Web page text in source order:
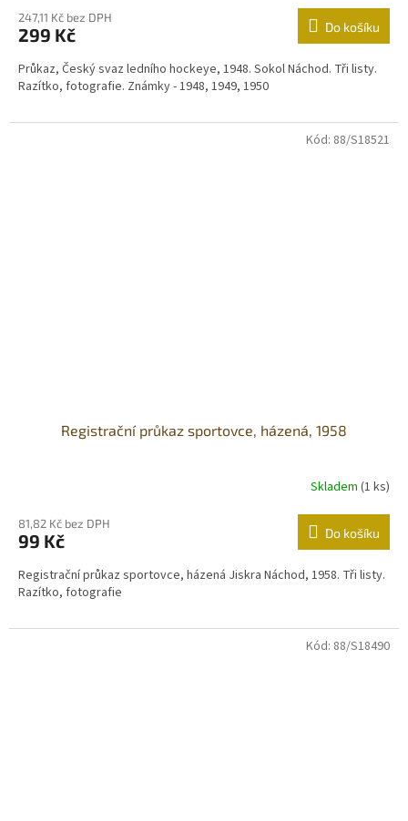
247,11 Kč bez DPH
299 Kč Do košíku
Průkaz, Český svaz ledního hockeye, 1948. Sokol Náchod. Tři listy.
Razítko, fotografie. Známky - 1948, 1949, 1950
Registrační průkaz sportovce, házená, 1958
Skladem (1 ks)
81,82 Kč bez DPH
99 Kč Do košíku
Registrační průkaz sportovce, házená Jiskra Náchod, 1958. Tři listy.
Razítko, fotografie
Kód: 88/S18521
Kód: 88/S18490